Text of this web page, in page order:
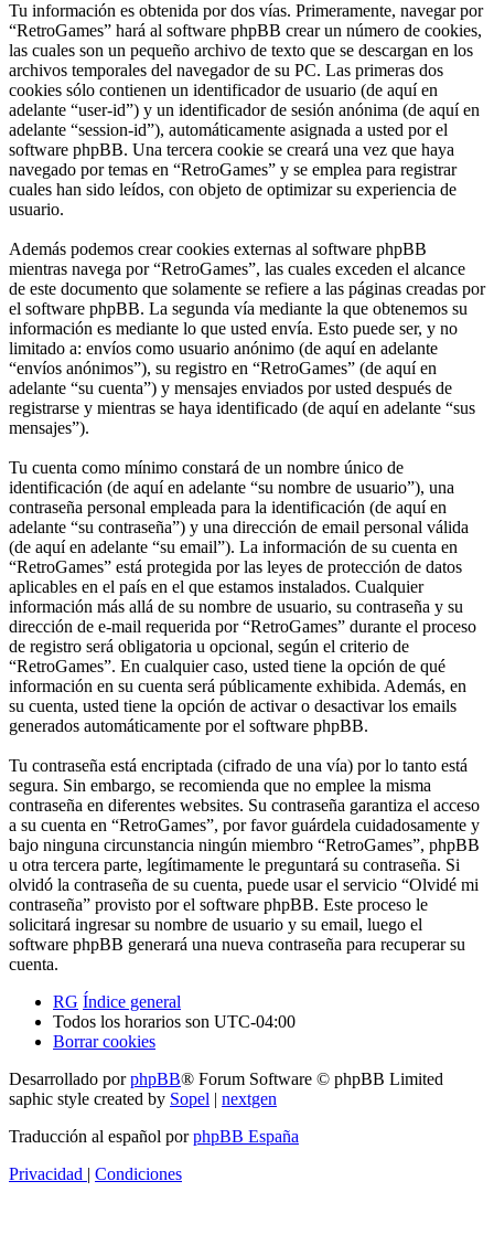
Tu información es obtenida por dos vías. Primeramente, navegar por
“RetroGames” hará al software phpBB crear un número de cookies,
las cuales son un pequeño archivo de texto que se descargan en los
archivos temporales del navegador de su PC. Las primeras dos
cookies sólo contienen un identificador de usuario (de aquí en
adelante “user-id”) y un identificador de sesión anónima (de aquí en
adelante “session-id”), automáticamente asignada a usted por el
software phpBB. Una tercera cookie se creará una vez que haya
navegado por temas en “RetroGames” y se emplea para registrar
cuales han sido leídos, con objeto de optimizar su experiencia de
usuario.
Además podemos crear cookies externas al software phpBB
mientras navega por “RetroGames”, las cuales exceden el alcance
de este documento que solamente se refiere a las páginas creadas por
el software phpBB. La segunda vía mediante la que obtenemos su
información es mediante lo que usted envía. Esto puede ser, y no
limitado a: envíos como usuario anónimo (de aquí en adelante
“envíos anónimos”), su registro en “RetroGames” (de aquí en
adelante “su cuenta”) y mensajes enviados por usted después de
registrarse y mientras se haya identificado (de aquí en adelante “sus
mensajes”).
Tu cuenta como mínimo constará de un nombre único de
identificación (de aquí en adelante “su nombre de usuario”), una
contraseña personal empleada para la identificación (de aquí en
adelante “su contraseña”) y una dirección de email personal válida
(de aquí en adelante “su email”). La información de su cuenta en
“RetroGames” está protegida por las leyes de protección de datos
aplicables en el país en el que estamos instalados. Cualquier
información más allá de su nombre de usuario, su contraseña y su
dirección de e-mail requerida por “RetroGames” durante el proceso
de registro será obligatoria u opcional, según el criterio de
“RetroGames”. En cualquier caso, usted tiene la opción de qué
información en su cuenta será públicamente exhibida. Además, en
su cuenta, usted tiene la opción de activar o desactivar los emails
generados automáticamente por el software phpBB.
Tu contraseña está encriptada (cifrado de una vía) por lo tanto está
segura. Sin embargo, se recomienda que no emplee la misma
contraseña en diferentes websites. Su contraseña garantiza el acceso
a su cuenta en “RetroGames”, por favor guárdela cuidadosamente y
bajo ninguna circunstancia ningún miembro “RetroGames”, phpBB
u otra tercera parte, legítimamente le preguntará su contraseña. Si
olvidó la contraseña de su cuenta, puede usar el servicio “Olvidé mi
contraseña” provisto por el software phpBB. Este proceso le
solicitará ingresar su nombre de usuario y su email, luego el
software phpBB generará una nueva contraseña para recuperar su
cuenta.
RG Índice general
Todos los horarios son UTC-04:00
Borrar cookies
Desarrollado porphpBB® Forum Software © phpBB Limited
saphic style created by Sopel | nextgen
Traducción al español porphpBB España
Privacidad | Condiciones